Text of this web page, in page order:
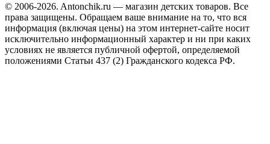
© 2006-2026. Antonchik.ru — магазин детских товаров. Все
права защищены. Обращаем ваше внимание на то, что вся
информация (включая цены) на этом интернет-сайте носит
исключительно информационный характер и ни при каких
условиях не является публичной офертой, определяемой
положениями Статьи 437 (2) Гражданского кодекса РФ.